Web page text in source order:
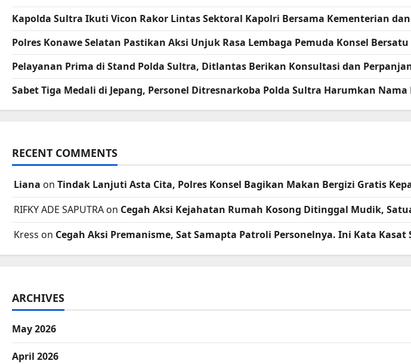
Kapolda Sultra Ikuti Vicon Rakor Lintas Sektoral Kapolri Bersama Kementerian
Polres Konawe Selatan Pastikan Aksi Unjuk Rasa Lembaga Pemuda Konsel
Pelayanan Prima di Stand Polda Sultra, Ditlantas Berikan Konsultasi dan
Sabet Tiga Medali di Jepang, Personel Ditresnarkoba Polda Sultra Harumkan
RECENT COMMENTS
Liana on Tindak Lanjuti Asta Cita, Polres Konsel Bagikan Makan Bergizi Gratis
RIFKY ADE SAPUTRA on Cegah Aksi Kejahatan Rumah Kosong Ditinggal Mudik,
Kress on Cegah Aksi Premanisme, Sat Samapta Patroli Personelnya. Ini Kata Kasat
ARCHIVES
May 2026
April 2026